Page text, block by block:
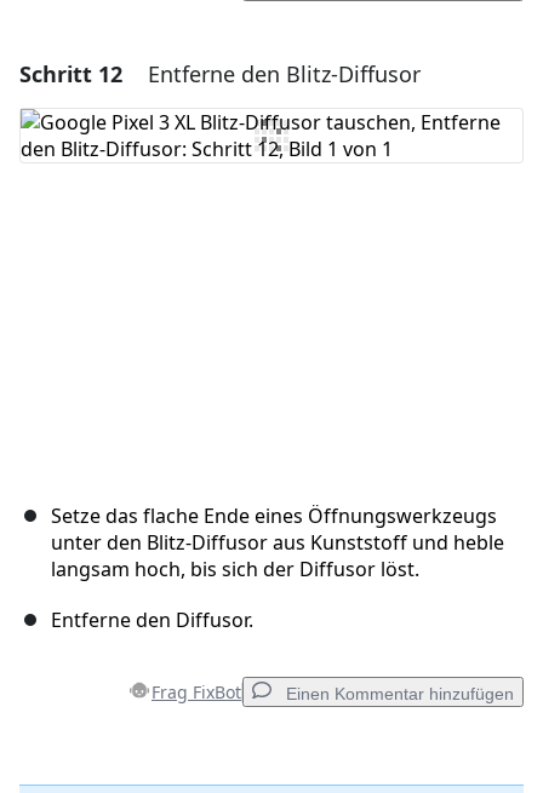
Einen Kommentar hinzufügen
Kommentar hinzufügen
Schritt 12 Entferne den Blitz-Diffusor
Setze das flache Ende eines Öffnungswerkzeugs
unter den Blitz-Diffusor aus Kunststoff und heble
langsam hoch, bis sich der Diffusor löst.
Entferne den Diffusor.
Frag FixBot Einen Kommentar hinzufügen